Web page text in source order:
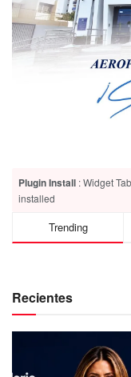
Plugin Install : Widget
installed
Trending
Recientes